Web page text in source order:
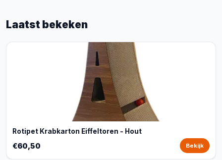
Laatst bekeken
Rotipet Krabkarton Eiffeltoren - Hout
€60,50 Bekijk